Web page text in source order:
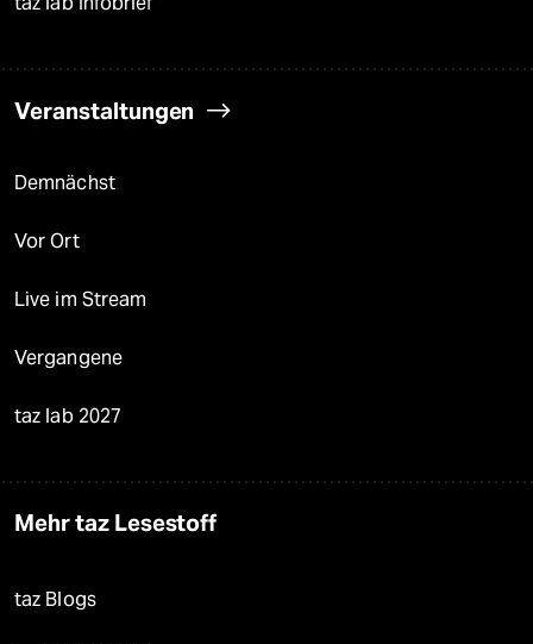
Veranstaltungen
Demnächst
Vor Ort
Live im Stream
Vergangene
taz lab 2027
Mehr taz Lesestoff
taz Blogs